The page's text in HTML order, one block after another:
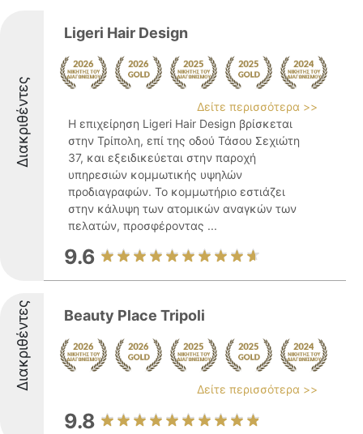
Διακριθέντες
Ligeri Hair Design
Δείτε περισσότερα >>
Η επιχείρηση Ligeri Hair Design βρίσκεται
στην Τρίπολη, επί της οδού Τάσου Σεχιώτη
37, και εξειδικεύεται στην παροχή
υπηρεσιών κομμωτικής υψηλών
προδιαγραφών. Το κομμωτήριο εστιάζει
στην κάλυψη των ατομικών αναγκών των
πελατών, προσφέροντας ...
9.6
Διακριθέντες Beauty Place Tripoli
Δείτε περισσότερα >>
9.8